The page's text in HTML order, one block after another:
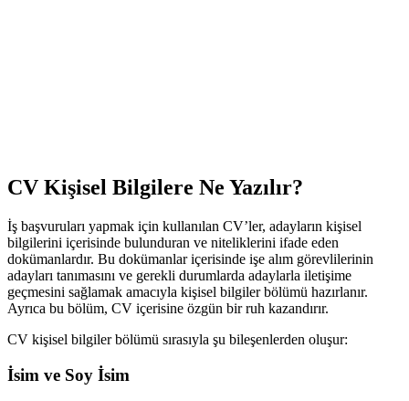
CV Kişisel Bilgilere Ne Yazılır?
İş başvuruları yapmak için kullanılan CV’ler, adayların kişisel
bilgilerini içerisinde bulunduran ve niteliklerini ifade eden
dokümanlardır. Bu dokümanlar içerisinde işe alım görevlilerinin
adayları tanımasını ve gerekli durumlarda adaylarla iletişime
geçmesini sağlamak amacıyla kişisel bilgiler bölümü hazırlanır.
Ayrıca bu bölüm, CV içerisine özgün bir ruh kazandırır.
CV kişisel bilgiler bölümü sırasıyla şu bileşenlerden oluşur:
İsim ve Soy İsim